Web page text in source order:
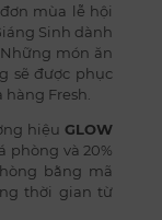
mùa lễ hội
Sinh dành
món ăn
sẽ được phục
Fresh.
hiệu GLOW
phòng và 20%
bằng mã
thời gian từ